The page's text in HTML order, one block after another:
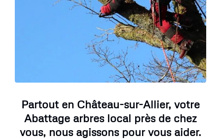
Partout en Château-sur-Allier, votre
Abattage arbres local près de chez
vous, nous agissons pour vous aider.